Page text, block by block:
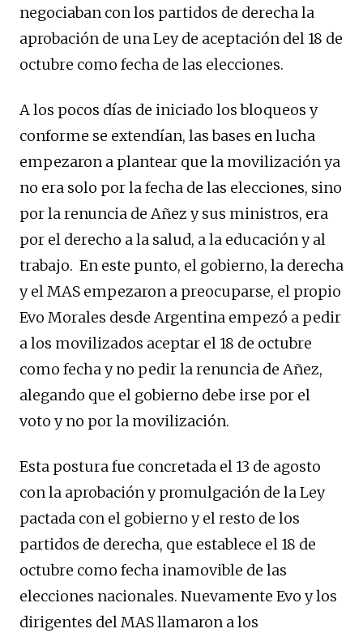
negociaban con los partidos de derecha la
aprobación de una Ley de aceptación del 18 de
octubre como fecha de las elecciones.
A los pocos días de iniciado los bloqueos y
conforme se extendían, las bases en lucha
empezaron a plantear que la movilización ya
no era solo por la fecha de las elecciones, sino
por la renuncia de Añez y sus ministros, era
por el derecho a la salud, a la educación y al
trabajo. En este punto, el gobierno, la derecha
y el MAS empezaron a preocuparse, el propio
Evo Morales desde Argentina empezó a pedir
a los movilizados aceptar el 18 de octubre
como fecha y no pedir la renuncia de Añez,
alegando que el gobierno debe irse por el
voto y no por la movilización.
Esta postura fue concretada el 13 de agosto
con la aprobación y promulgación de la Ley
pactada con el gobierno y el resto de los
partidos de derecha, que establece el 18 de
octubre como fecha inamovible de las
elecciones nacionales. Nuevamente Evo y los
dirigentes del MAS llamaron a los